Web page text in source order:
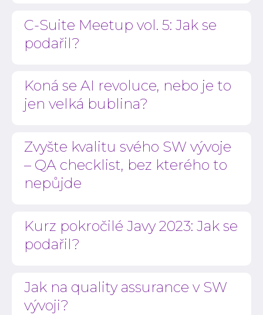
C-Suite Meetup vol. 5: Jak se
podařil?
Koná se AI revoluce, nebo je to
jen velká bublina?
Zvyšte kvalitu svého SW vývoje
– QA checklist, bez kterého to
nepůjde
Kurz pokročilé Javy 2023: Jak se
podařil?
Jak na quality assurance v SW
vývoji?